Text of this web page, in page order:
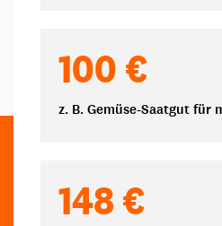
100 €
z. B. Gemüse-Saatgut für
148 €